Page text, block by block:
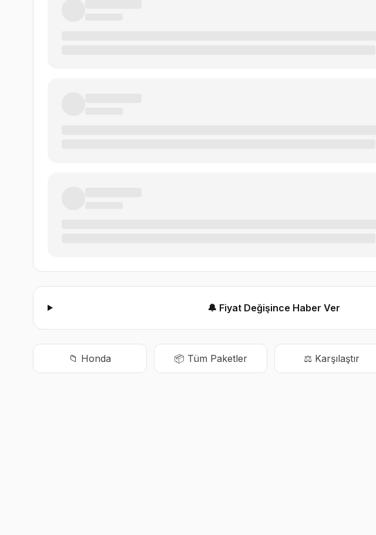
🔔 Fiyat Değişince Haber Ver
📁 Honda 📦 Tüm Paketler ⚖️ Karşılaştır